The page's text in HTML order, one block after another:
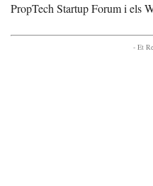
PropTech Startup Forum i els
- Et